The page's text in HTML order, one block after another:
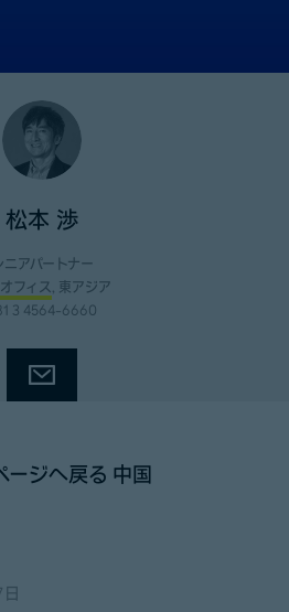
松本 渉
ニアパートナー
フィス, 東アジア
3 4564-6660
ージへ戻る 中国